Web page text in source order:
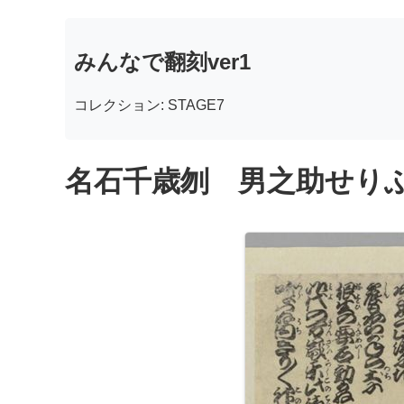
みんなで翻刻ver1
コレクション: STAGE7
名石千歳刎 男之助せり